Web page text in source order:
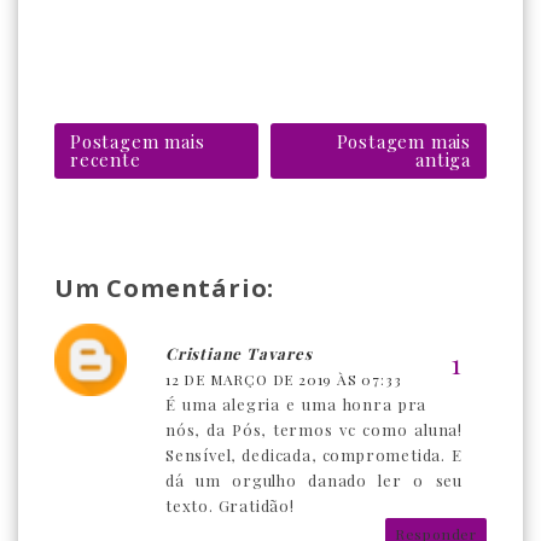
Postagem mais
recente
Postagem mais
antiga
Um Comentário:
Cristiane Tavares
12 DE MARÇO DE 2019 ÀS 07:33
É uma alegria e uma honra pra
nós, da Pós, termos vc como aluna!
Sensível, dedicada, comprometida. E
dá um orgulho danado ler o seu
texto. Gratidão!
Responder